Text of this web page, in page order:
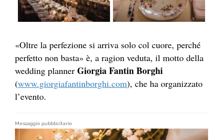
«Oltre la perfezione si arriva solo col cuore, perché
perfetto non basta» è, a ragion veduta, il motto della
wedding planner Giorgia Fantin Borghi
(www.giorgiafantinborghi.com), che ha organizzato
l’evento.
Messaggio pubblicitario